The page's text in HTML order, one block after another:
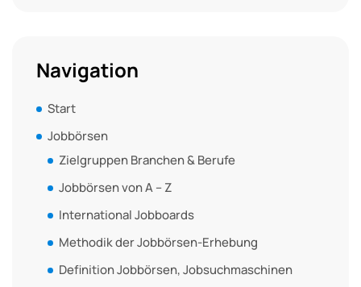
Navigation
Start
Jobbörsen
Zielgruppen Branchen & Berufe
Jobbörsen von A – Z
International Jobboards
Methodik der Jobbörsen-Erhebung
Definition Jobbörsen, Jobsuchmaschinen